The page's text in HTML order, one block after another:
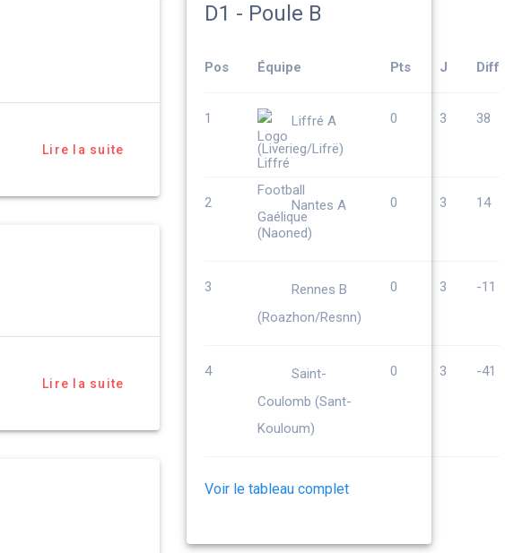
Lire la suite
Lire la suite
D1 - Poule B
Pos Équipe Pts J Diff
1
Liffré A
(Liverieg/Lifrë)
0 3 38
2
Nantes A
(Naoned)
0 3 14
3
Rennes B
(Roazhon/Resnn)
0 3 -11
4
Saint-
Coulomb (Sant-
Kouloum)
0 3 -41
Voir le tableau complet